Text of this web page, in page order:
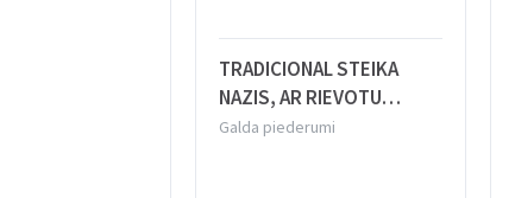
TRADICIONAL STEIKA
NAZIS, AR RIEVOTU
ASMENI, Tramontina
Galda piederumi